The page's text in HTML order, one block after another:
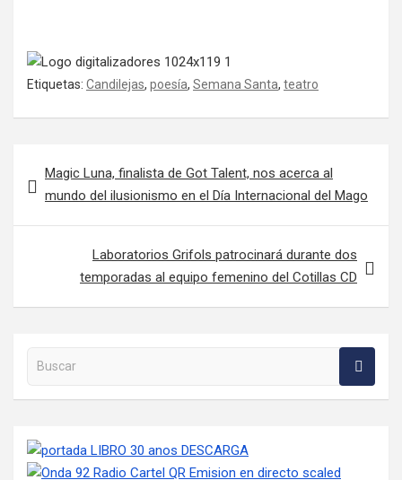
Etiquetas: Candilejas, poesía, Semana Santa, teatro
Magic Luna, finalista de Got Talent, nos acerca al
mundo del ilusionismo en el Día Internacional del Mago
Laboratorios Grifols patrocinará durante dos
temporadas al equipo femenino del Cotillas CD
Buscar en la web